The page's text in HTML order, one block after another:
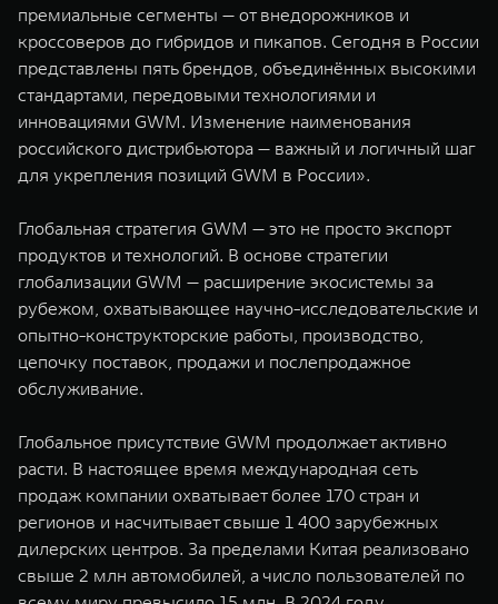
премиальные сегменты — от внедорожников и
кроссоверов до гибридов и пикапов. Сегодня в России
представлены пять брендов, объединённых высокими
стандартами, передовыми технологиями и
инновациями GWM. Изменение наименования
российского дистрибьютора — важный и логичный шаг
для укрепления позиций GWM в России».
Глобальная стратегия GWM — это не просто экспорт
продуктов и технологий. В основе стратегии
глобализации GWM — расширение экосистемы за
рубежом, охватывающее научно-исследовательские и
опытно-конструкторские работы, производство,
цепочку поставок, продажи и послепродажное
обслуживание.
Глобальное присутствие GWM продолжает активно
расти. В настоящее время международная сеть
продаж компании охватывает более 170 стран и
регионов и насчитывает свыше 1 400 зарубежных
дилерских центров. За пределами Китая реализовано
свыше 2 млн автомобилей, а число пользователей по